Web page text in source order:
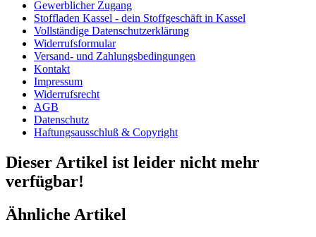
Gewerblicher Zugang
Stoffladen Kassel - dein Stoffgeschäft in Kassel
Vollständige Datenschutzerklärung
Widerrufsformular
Versand- und Zahlungsbedingungen
Kontakt
Impressum
Widerrufsrecht
AGB
Datenschutz
Haftungsausschluß & Copyright
Dieser Artikel ist leider nicht mehr
verfügbar!
Ähnliche Artikel